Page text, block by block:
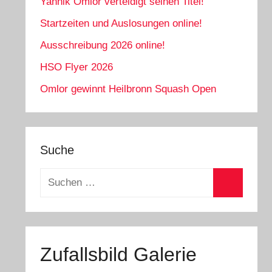
Startzeiten und Auslosungen online!
Ausschreibung 2026 online!
HSO Flyer 2026
Omlor gewinnt Heilbronn Squash Open
Suche
Suchen
Zufallsbild Galerie